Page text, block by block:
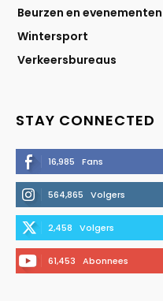
Beurzen en evenementen
Wintersport
Verkeersbureaus
STAY CONNECTED
16,985 Fans
564,865 Volgers
2,458 Volgers
61,453 Abonnees